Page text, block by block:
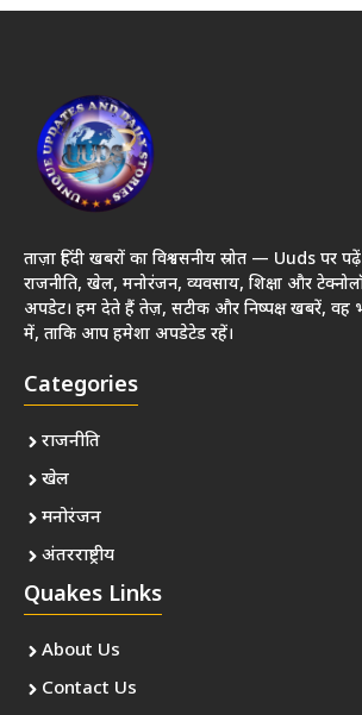
ताज़ा हिंदी खबरों का विश्वसनीय स्रोत — Uuds पर पढ़ें
राजनीति, खेल, मनोरंजन, व्यवसाय, शिक्षा और
अपडेट। हम देते हैं तेज़, सटीक और निष्पक्ष खबरें, वह
में, ताकि आप हमेशा अपडेटेड रहें।
Categories
राजनीति
खेल
मनोरंजन
अंतरराष्ट्रीय
Quakes Links
About Us
Contact Us